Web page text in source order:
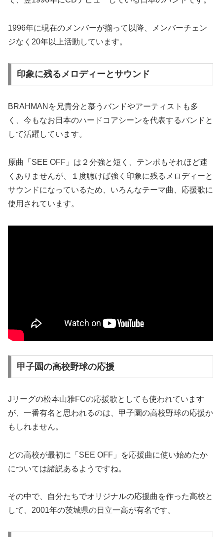
1996年に現在のメンバーが揃って以降、メンバーチェン
ジなく20年以上活動しています。
印象に残るメロディーとサウンド
BRAHMANを兄貴分と慕うバンドやアーティストも多
く、今もなお日本のハードコアシーンを代表するバンドと
して活躍しています。
原曲「SEE OFF」は２分強と短く、テンポもそれほど速
くありませんが、１度聴けば強く印象に残るメロディーと
サウンドになっているため、いろんなテーマ曲、応援歌に
使用されています。
甲子園の高校野球の応援
Jリーグの松本山雅FCの応援歌としても使われています
が、一番有名と思われるのは、甲子園の高校野球の応援か
もしれません。
どの高校が最初に「SEE OFF」を応援曲に使い始めたか
については諸説あるようですね。
その中で、自分たちでオリジナルの応援曲を作った高校と
して、2001年の茨城県の日立一高が有名です。